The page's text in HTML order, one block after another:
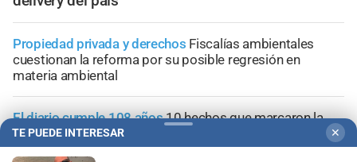
Propiedad privada y derechos Fiscalías ambientales
cuestionan la reforma por su posible regresión en
materia ambiental
El diario cumple 108 años10 hechos que marcaron la
historia de Santa Fe, vistos desde la óptica de El Litoral
TE PUEDE INTERESAR ✕